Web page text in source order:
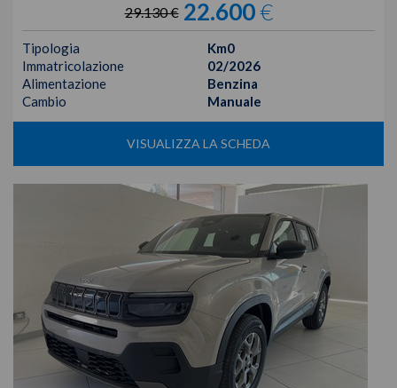
29.130 € 22.600€
Tipologia
Km0
Immatricolazione
02/2026
Alimentazione
Benzina
Cambio
Manuale
VISUALIZZA LA SCHEDA